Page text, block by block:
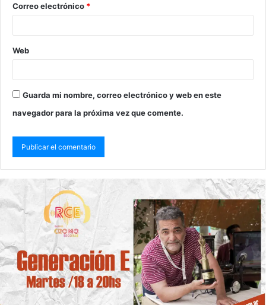
Correo electrónico *
Web
Guarda mi nombre, correo electrónico y web en este
navegador para la próxima vez que comente.